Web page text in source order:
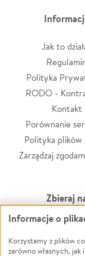
Jak to
Polityka
RODO -
Kontakt
Porównanie
Polityka plików
Zarządzaj
Zbieraj
Leczenie
Zwierzęta
Informacje o
Korzystamy z plików
zarówno własnych,